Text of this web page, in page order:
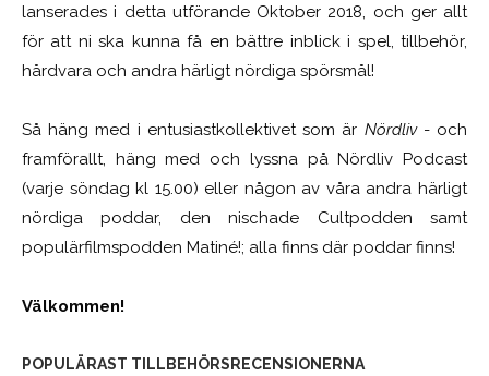
lanserades i detta utförande Oktober 2018, och ger allt
för att ni ska kunna få en bättre inblick i spel, tillbehör,
hårdvara och andra härligt nördiga spörsmål!
Så häng med i entusiastkollektivet som är Nördliv- och
framförallt, häng med och lyssna på Nördliv Podcast
(varje söndag kl 15.00) eller någon av våra andra härligt
nördiga poddar, den nischade Cultpodden samt
populärfilmspodden Matiné!; alla finns där poddar finns!
Välkommen!
POPULÄRAST TILLBEHÖRSRECENSIONERNA